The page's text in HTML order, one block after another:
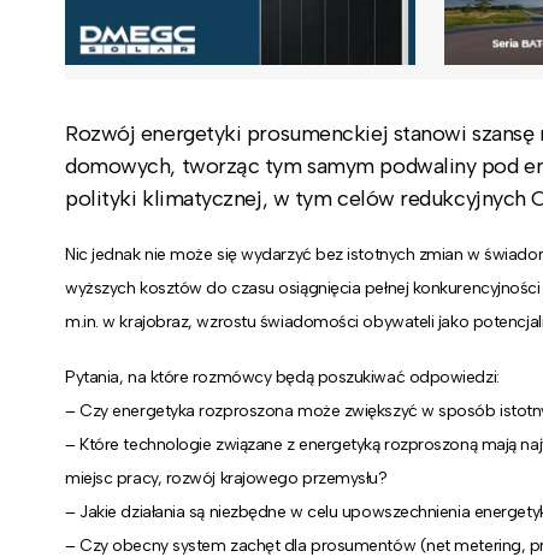
Rozwój energetyki prosumenckiej stanowi
domowych, tworząc tym samym podwaliny pod
polityki klimatycznej, w tym celów redukcyjnych
Nic jednak nie może się wydarzyć bez istotnych zmian w
wyższych kosztów do czasu osiągnięcia pełnej
m.in. w krajobraz, wzrostu świadomości obywateli jako
Pytania, na które rozmówcy będą poszukiwać odpowiedzi:
– Czy energetyka rozproszona może zwiększyć w sposób
– Które technologie związane z energetyką rozproszoną mają
miejsc pracy, rozwój krajowego przemysłu?
– Jakie działania są niezbędne w celu upowszechnienia
– Czy obecny system zachęt dla prosumentów (net metering,